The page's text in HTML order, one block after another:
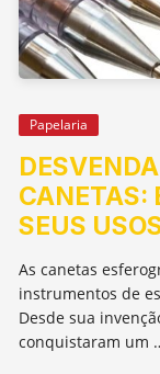
Papelaria
CANETAS:
SEUS
As canetas
instrumentos de
Desde sua
conquistaram um